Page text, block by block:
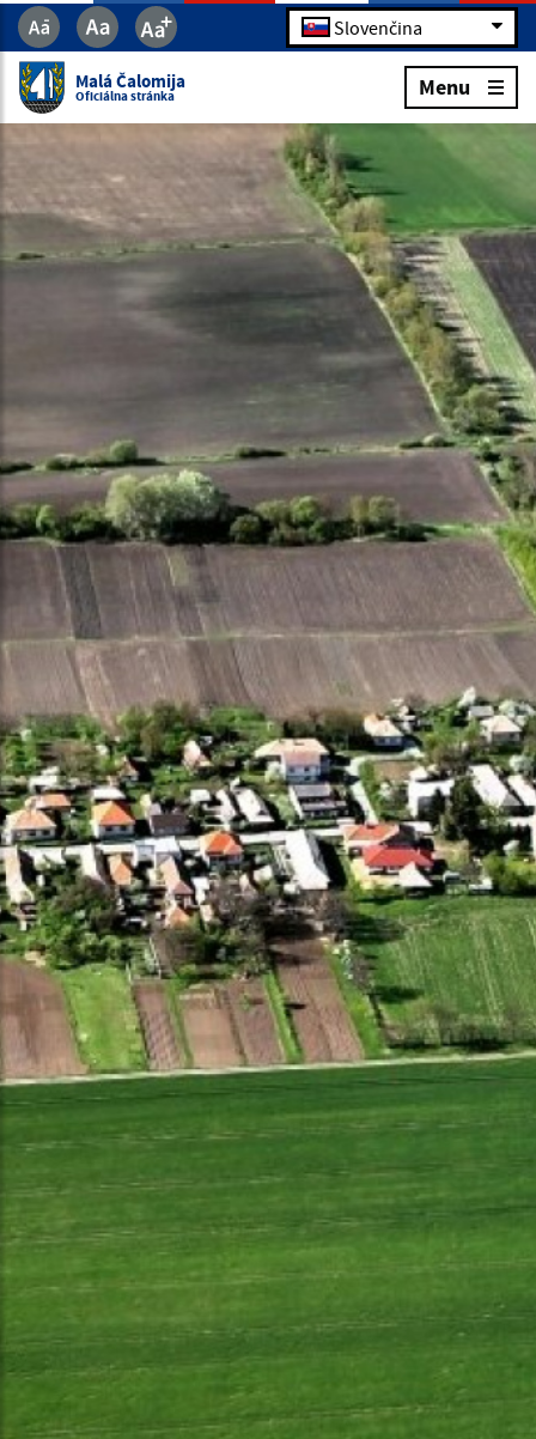
Slovenčina
Malá Čalomija
Oficiálna stránka Menu